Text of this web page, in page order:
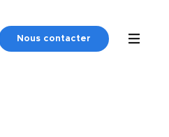
Nous contacter